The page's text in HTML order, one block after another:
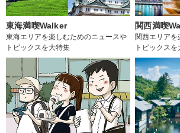
東海満喫Walker
東海エリアを楽しむためのニュースや
トピックスを大特集
関西満喫
関西エリアを
トピックスを